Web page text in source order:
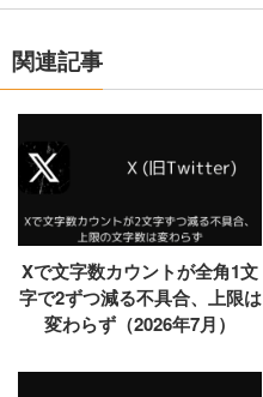
関連記事
Xで文字数カウントが全角1文
字で2ずつ減る不具合、上限は
変わらず（2026年7月）